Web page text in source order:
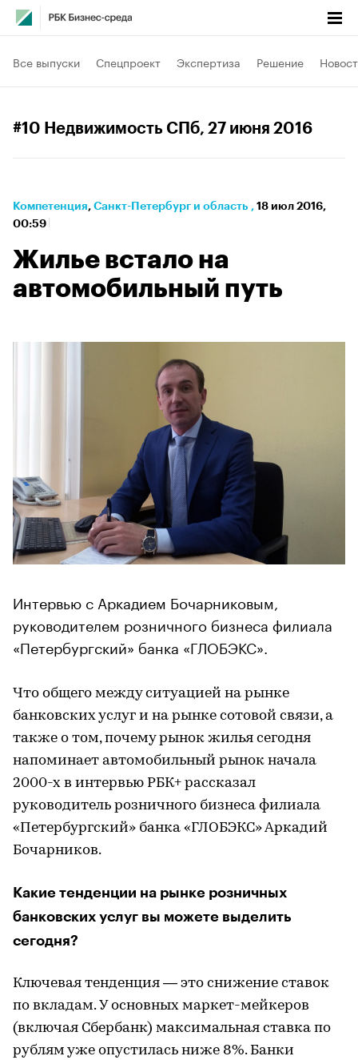
Все выпуски Спецпроект Экспертиза Решение
#10 Недвижимость СПб, 27 июня 2016
Компетенция⁠, Санкт-Петербург и область , 18 июл 2016,
00:59
Жилье встало на
автомобильный путь
Интервью с Аркадием Бочарниковым,
руководителем розничного бизнеса филиала
«Петербургский» банка «ГЛОБЭКС».
Что общего между ситуацией на рынке
банковских услуг и на рынке сотовой связи, а
также о том, почему рынок жилья сегодня
напоминает автомобильный рынок начала
2000-х в интервью РБК+ рассказал
руководитель розничного бизнеса филиала
«Петербургский» банка «ГЛОБЭКС» Аркадий
Бочарников.
Какие тенденции на рынке розничных
банковских услуг вы можете выделить
сегодня?
Ключевая тенденция — это снижение ставок
по вкладам. У основных маркет-мейкеров
(включая Сбербанк) максимальная ставка по
рублям уже опустилась ниже 8%. Банки